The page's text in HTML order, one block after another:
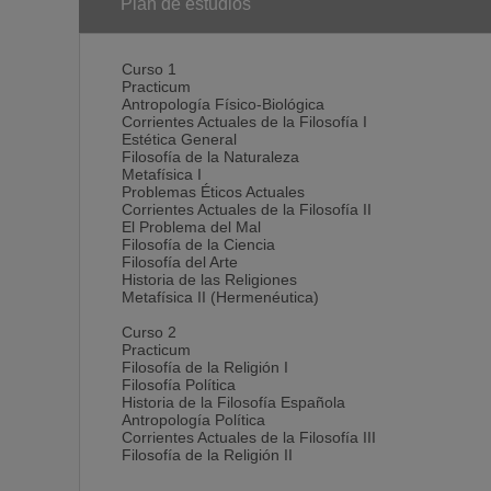
culturales emergentes.
# ¿Para qué preparan estos estudios?
La Universidad de Deusto pretende preparar
proceso de creación de valor en el ámbito
alumno mediante la titulación, le capacitan para
Gestión del conocimiento
Utilización del saber: Capacitación para servirse de
poseen, adaptándolos a situaciones concretas.
Saber interdisciplinar: Capacitación para relacionar
Pensamiento sistémico: Capacidad de traducir el
información mediante la conceptualización abstracta.
Servicios de mediación y negociación
Análisis de problemas y toma de decisiones:
procesos de discernimiento y la consecuente toma
Plan de estudios
Curso 1
Practicum
Antropología Físico-Biológica
Corrientes Actuales de la Filosofía I
Estética General
Filosofía de la Naturaleza
Metafísica I
Problemas Éticos Actuales
Corrientes Actuales de la Filosofía II
El Problema del Mal
Filosofía de la Ciencia
Filosofía del Arte
Historia de las Religiones
Metafísica II (Hermenéutica)
Curso 2
Practicum
Filosofía de la Religión I
Filosofía Política
Historia de la Filosofía Española
Antropología Política
Corrientes Actuales de la Filosofía III
Filosofía de la Religión II